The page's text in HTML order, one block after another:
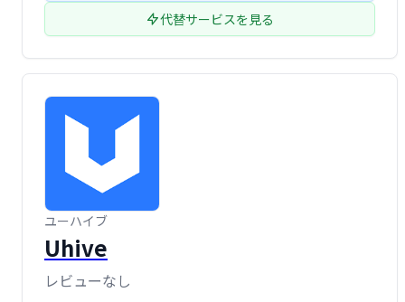
代替サービスを見る
ユーハイブ
Uhive
レビューなし